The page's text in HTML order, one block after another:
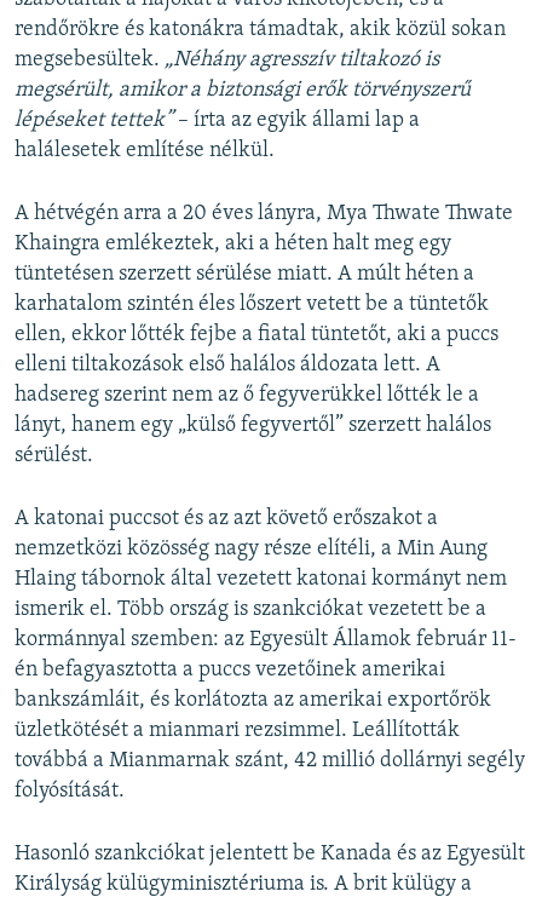
rendőrökre és katonákra támadtak, akik közül sokan
megsebesültek. „Néhány agresszív tiltakozó is
megsérült, amikor a biztonsági erők törvényszerű
lépéseket tettek”– írta az egyik állami lap a
halálesetek említése nélkül.
A hétvégén arra a 20 éves lányra, Mya Thwate Thwate
Khaingra emlékeztek, aki a héten halt meg egy
tüntetésen szerzett sérülése miatt. A múlt héten a
karhatalom szintén éles lőszert vetett be a tüntetők
ellen, ekkor lőtték fejbe a fiatal tüntetőt, aki a puccs
elleni tiltakozások első halálos áldozata lett. A
hadsereg szerint nem az ő fegyverükkel lőtték le a
lányt, hanem egy „külső fegyvertől” szerzett halálos
sérülést.
A katonai puccsot és az azt követő erőszakot a
nemzetközi közösség nagy része elítéli, a Min Aung
Hlaing tábornok által vezetett katonai kormányt nem
ismerik el. Több ország is szankciókat vezetett be a
kormánnyal szemben: az Egyesült Államok február 11-
én befagyasztotta a puccs vezetőinek amerikai
bankszámláit, és korlátozta az amerikai exportőrök
üzletkötését a mianmari rezsimmel. Leállították
továbbá a Mianmarnak szánt, 42 millió dollárnyi segély
folyósítását.
Hasonló szankciókat jelentett be Kanada és az Egyesült
Királyság külügyminisztériuma is. A brit külügy a